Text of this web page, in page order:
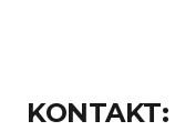
KONTAKT: